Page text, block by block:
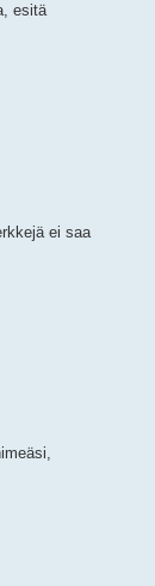
esitä
ei saa